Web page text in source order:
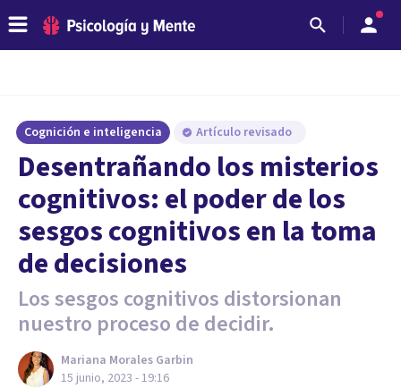
Cognición e inteligencia Artículo revisado
Desentrañando los misterios
cognitivos: el poder de los
sesgos cognitivos en la toma
de decisiones
Los sesgos cognitivos distorsionan
nuestro proceso de decidir.
Mariana Morales Garbin
15 junio, 2023 - 19:16